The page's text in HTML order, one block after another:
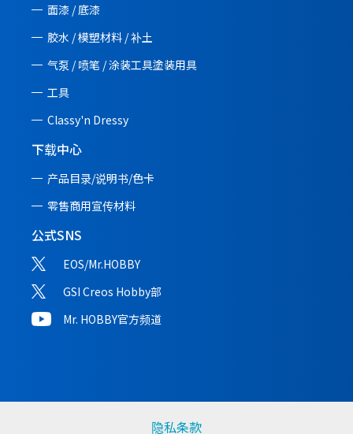
面漆 / 底漆
胶水 / 模塑材料 / 补土
气泵 / 喷笔 / 涂装工具塗装用具
工具
Classy'n Dressy
下载中心
产品目录/说明书/色卡
零售商用宣传材料
公式SNS
EOS/Mr.HOBBY
GSI Creos Hobby部
Mr. HOBBY官方频道
隐私条款